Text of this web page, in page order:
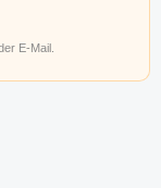
E-Mail.